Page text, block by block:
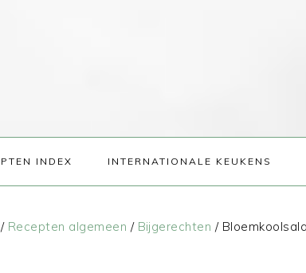
INDEX INTERNATIONALE KEUKENS
/ Recepten algemeen / Bijgerechten /